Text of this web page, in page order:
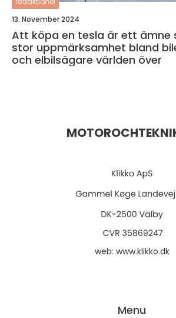
13. November 2024
Att köpa en tesla är ett ämne
stor uppmärksamhet bland
och elbilsägare världen över
web: www.klikko.dk
Menu